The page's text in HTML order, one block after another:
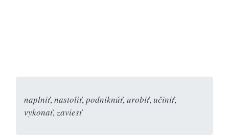
naplniť, nastoliť, podniknúť, urobiť, učiniť,
vykonať, zaviesť